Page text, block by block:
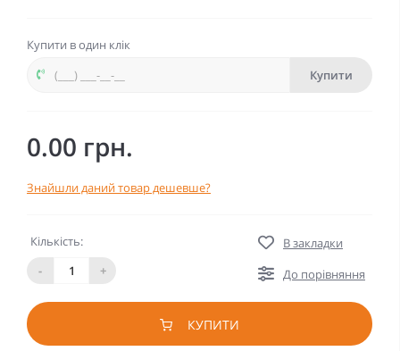
Купити в один клік
Купити
0.00 грн.
Знайшли даний товар дешевше?
Кількість:
-
+
В закладки
До порівняння
КУПИТИ